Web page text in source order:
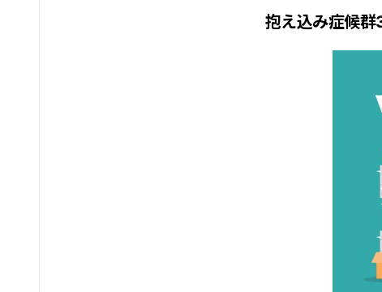
抱え込み症候